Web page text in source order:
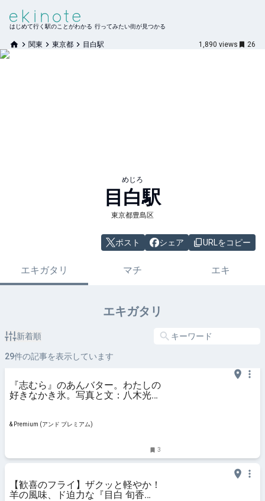
はじめて行く駅のことがわかる 行ってみたい街が見つかる
関東 東京都 目白駅 1,890 views 26
めじろ
目白駅
東京都豊島区
ポスト シェア URLをコピー
エキガタリ マチ エキ
エキガタリ
新着順
29件の記事を表示しています
『志むら』のあんバター。わたしの
好きなかき氷。写真と文：八木光太
& Premium (アンド プレミアム)
3
【歓喜のフライ】ザクッと軽やか！
羊の風味、ド迫力な『目白 旬香